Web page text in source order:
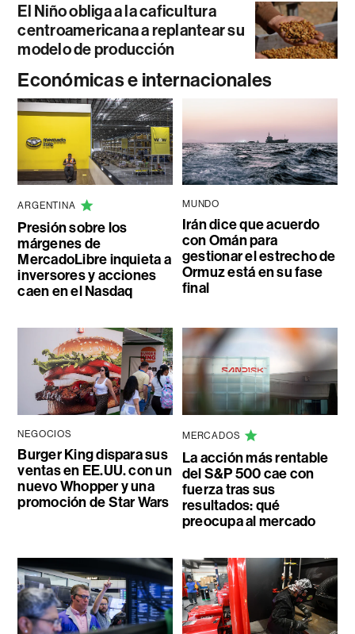
El Niño obliga a la caficultura
centroamericana a replantear su
modelo de producción
Económicas e internacionales
ARGENTINA
Presión sobre los
márgenes de
MercadoLibre inquieta a
inversores y acciones
caen en el Nasdaq
MUNDO
Irán dice que acuerdo
con Omán para
gestionar el estrecho de
Ormuz está en su fase
final
NEGOCIOS
Burger King dispara sus
ventas en EE.UU. con un
nuevo Whopper y una
promoción de Star Wars
MERCADOS
La acción más rentable
del S&P 500 cae con
fuerza tras sus
resultados: qué
preocupa al mercado